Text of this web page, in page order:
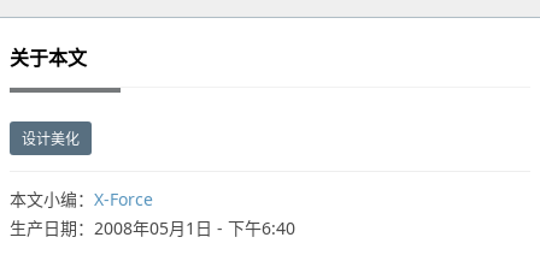
关于本文
设计美化
本文小编： X-Force
生产日期：2008年05月1日 - 下午6:40